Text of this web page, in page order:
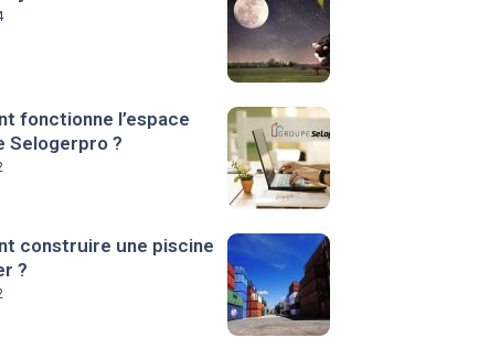
fonctionne l’espace
Selogerpro ?
construire une piscine
?